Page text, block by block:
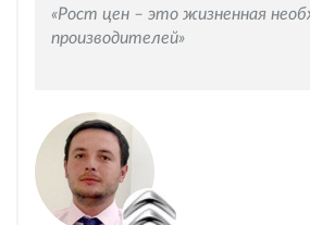
«Рост цен – это жизненная
производителей»